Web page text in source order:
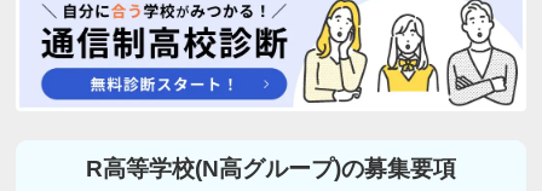
R高等学校(N高グループ)の募集要項